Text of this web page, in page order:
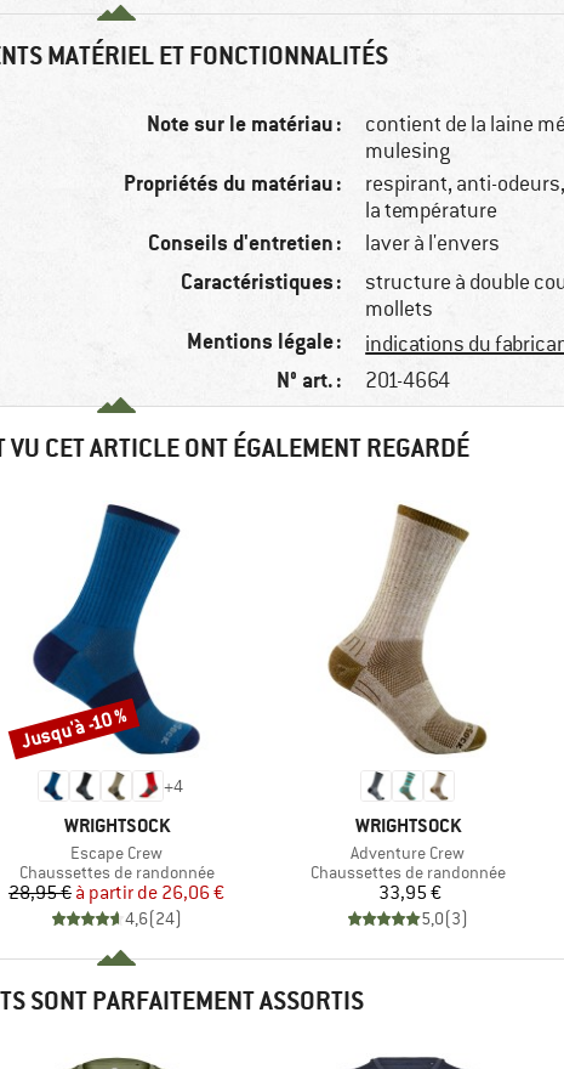
MATÉRIEL ET FONCTIONNALITÉS
Note sur le matériau :
contient de la laine
mulesing
Propriétés du matériau :
respirant, anti-
la température
Conseils d'entretien : laver à l'envers
Caractéristiques :
structure à double
mollets
Mentions légale : indications du
N° art. : 201-4664
CET ARTICLE ONT ÉGALEMENT REGARDÉ
+4
MARQUE
WRIGHTSOCK
Article
Escape Crew
Product group
Chaussettes de randonnée
Prix
28,95 € Prix réduit
à partir de 26,06 €
4,6(24)
Remise
Jusqu'à -10 %
MARQUE
WRIGHTSOCK
Article
Adventure Crew
Product group
Chaussettes de randonnée
Prix
33,95 €
5,0(3)
SONT PARFAITEMENT ASSORTIS